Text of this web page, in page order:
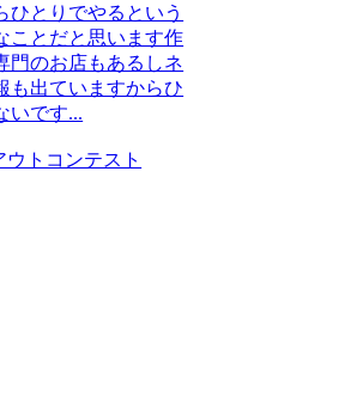
ひとりでやるという
ことだと思います作
門のお店もあるしネ
も出ていますからひ
いです...
トコンテスト